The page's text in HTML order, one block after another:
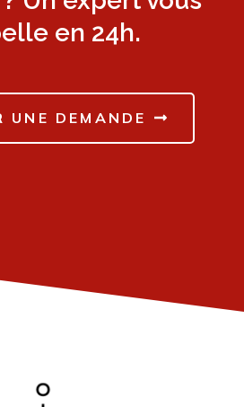
en 24h.
UNE DEMANDE